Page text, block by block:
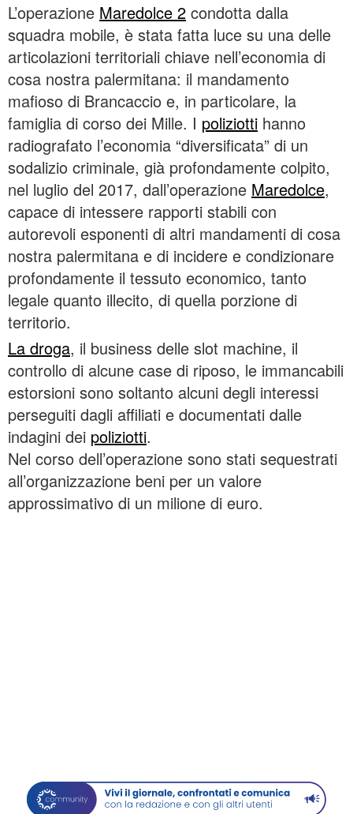
L’operazione Maredolce 2 condotta dalla
squadra mobile, è stata fatta luce su una delle
articolazioni territoriali chiave nell’economia di
cosa nostra palermitana: il mandamento
mafioso di Brancaccio e, in particolare, la
famiglia di corso dei Mille. I poliziotti hanno
radiografato l’economia “diversificata” di un
sodalizio criminale, già profondamente colpito,
nel luglio del 2017, dall’operazione Maredolce,
capace di intessere rapporti stabili con
autorevoli esponenti di altri mandamenti di cosa
nostra palermitana e di incidere e condizionare
profondamente il tessuto economico, tanto
legale quanto illecito, di quella porzione di
territorio.
La droga, il business delle slot machine, il
controllo di alcune case di riposo, le immancabili
estorsioni sono soltanto alcuni degli interessi
perseguiti dagli affiliati e documentati dalle
indagini dei poliziotti.
Nel corso dell’operazione sono stati sequestrati
all’organizzazione beni per un valore
approssimativo di un milione di euro.